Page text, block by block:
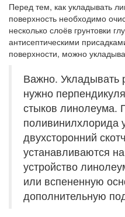
Перед тем, как укладывать
поверхность необходимо
несколько слоёв грунтовки
антисептическими
поверхности, можно
Важно. Укладывать
нужно
стыков линолеума.
поливинилхлорида
двухсторонний
устанавливаются
устройство
или вспененную
дополнительную